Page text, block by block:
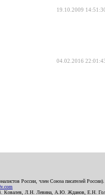
19.10.2009
04.02.2016
России, член Союза писателей
Ковалев, Л.Н. Левина, А.Ю. Жданов, Е.Н.